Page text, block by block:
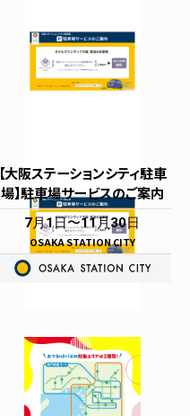
【大阪ステーションシティ駐車
場】駐車場サービスのご案内
7月1日 11月30日
OSAKA STATION CITY